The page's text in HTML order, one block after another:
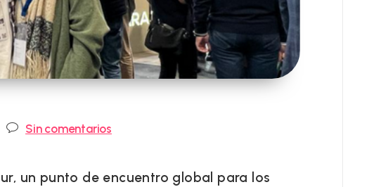
Comentarios
Sin comentarios
un punto de encuentro global para los